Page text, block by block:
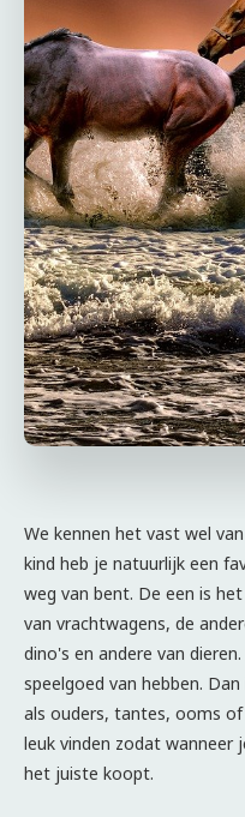
We kennen het vast wel
kind heb je natuurlijk een
weg van bent. De een is
van vrachtwagens, de
dino's en andere van
speelgoed van hebben.
als ouders, tantes, ooms
leuk vinden zodat wanneer
het juiste koopt.